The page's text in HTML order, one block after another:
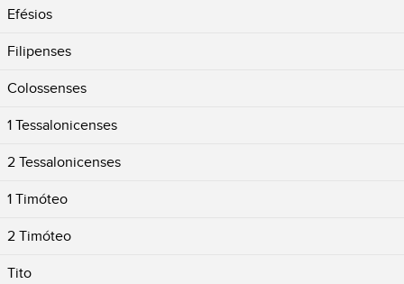
Efésios
Filipenses
Colossenses
1 Tessalonicenses
2 Tessalonicenses
1 Timóteo
2 Timóteo
Tito